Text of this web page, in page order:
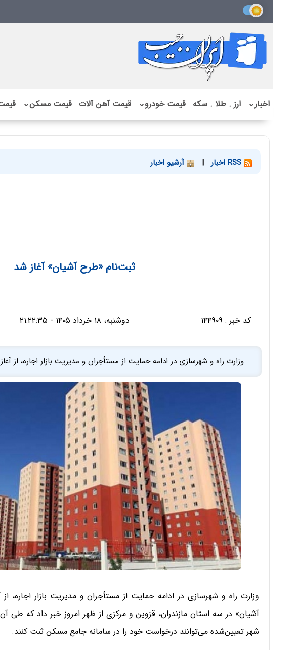
اخبار⌄ ارز . طلا . سکه قیمت خودرو⌄ قیمت آهن آلات قیمت مسکن⌄
| آرشیو اخبار
ثبت‌نام «طرح آشیان» آغاز شد
کد خبر : ۱۴۴۹۰۹ دوشنبه، ۱۸ خرداد ۱۴۰۵ - ۲۱:۲۲:۳۵
وزارت راه و شهرسازی در ادامه حمایت از مستأجران و مدیریت بازار اجاره، از
وزارت راه و شهرسازی در ادامه حمایت از مستأجران و مدیریت بازار
شهر تعیین‌شده می‌توانند درخواست خود را در سامانه جامع مسکن ثبت کنند.